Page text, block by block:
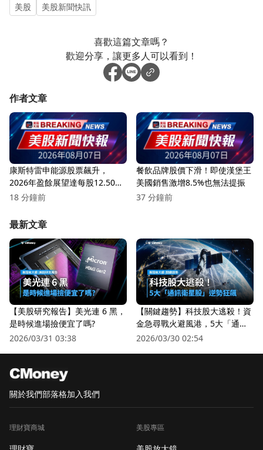
美股 美股新聞快訊
喜歡這篇文章嗎？
歡迎分享，讓更多人可以看到！
作者文章
康斯特雷申能源股票飆升，
2026年盈餘展望達每股12.50美
元！
18 分鐘前
餐飲品牌股價下滑！即使漢堡王
美國銷售激增8.5%也無法提振
37 分鐘前
最新文章
【美股研究報告】美光連 6 黑，
是時候進場撿便宜了嗎?
2026/03/31 03:38
【關鍵趨勢】科技股大逃殺！資
金急尋戰火避風港，5大「通訊
衛星股」逆勢狂飆
2026/03/30 02:54
關於我們部落格加入我們
理財寶商城 美股專區